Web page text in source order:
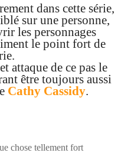
dans cette série,
sur une personne,
les personnages
le point fort de
attaque de ce pas le
être toujours aussi
Cathy Cassidy.
chose tellement fort